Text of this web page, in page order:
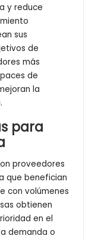
y reduce
sus
de
más
de
la
para
proveedores
que benefician
con volúmenes
obtienen
en el
demanda o